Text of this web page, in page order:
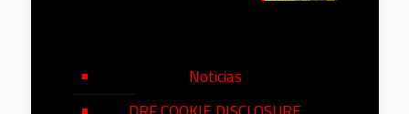
Noticias